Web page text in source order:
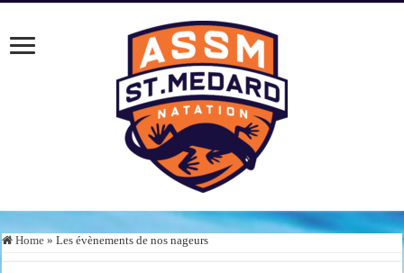
Home » Les évènements de nos nageurs